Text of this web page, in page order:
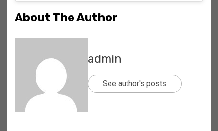
About The Author
admin
See author's posts